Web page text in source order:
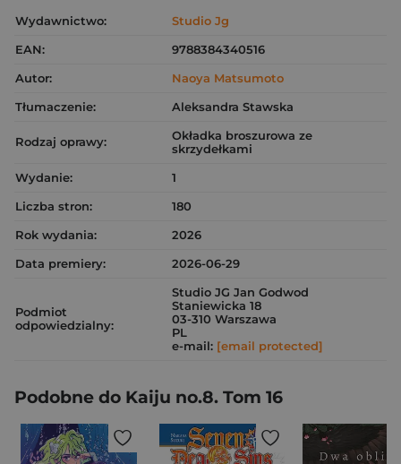
Wydawnictwo:
Studio Jg
EAN:
9788384340516
Autor:
Naoya Matsumoto
Tłumaczenie:
Aleksandra Stawska
Rodzaj oprawy:
Okładka broszurowa ze
skrzydełkami
Wydanie:
1
Liczba stron:
180
Rok wydania:
2026
Data premiery:
2026-06-29
Podmiot
odpowiedzialny:
Studio JG Jan Godwod
Staniewicka 18
03-310 Warszawa
PL
e-mail: [email protected]
Podobne do Kaiju no.8. Tom 16